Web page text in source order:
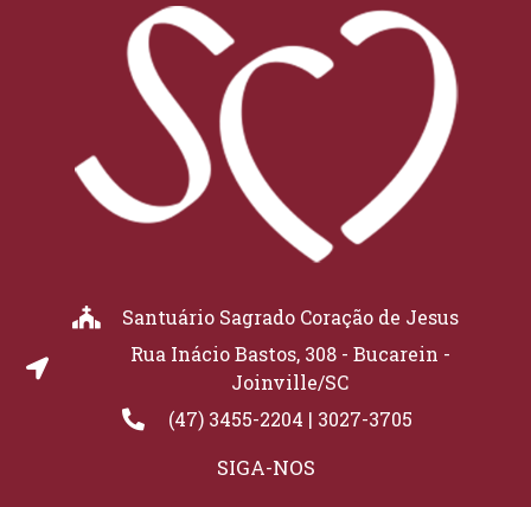
Santuário Sagrado Coração de Jesus
Rua Inácio Bastos, 308 - Bucarein -
Joinville/SC
(47) 3455-2204 | 3027-3705
SIGA-NOS